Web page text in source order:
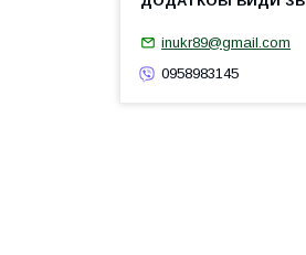
inukr89@gmail.com
0958983145